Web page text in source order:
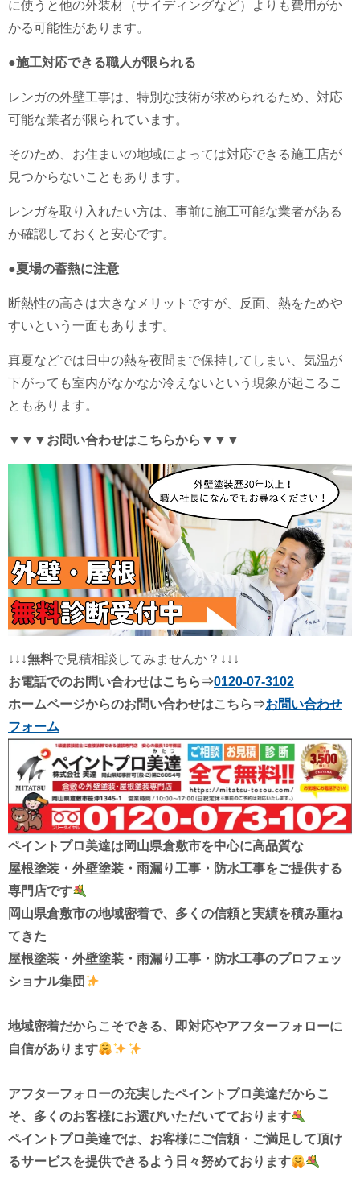
に使うと他の外装材（サイディングなど）よりも費用がか
かる可能性があります。
●施工対応できる職人が限られる
レンガの外壁工事は、特別な技術が求められるため、対応
可能な業者が限られています。
そのため、お住まいの地域によっては対応できる施工店が
見つからないこともあります。
レンガを取り入れたい方は、事前に施工可能な業者がある
か確認しておくと安心です。
●夏場の蓄熱に注意
断熱性の高さは大きなメリットですが、反面、熱をためや
すいという一面もあります。
真夏などでは日中の熱を夜間まで保持してしまい、気温が
下がっても室内がなかなか冷えないという現象が起こるこ
ともあります。
▼▼▼お問い合わせはこちらから▼▼▼
↓↓↓無料で見積相談してみませんか？↓↓↓
お電話でのお問い合わせはこちら⇒0120-07-3102
ホームページからのお問い合わせはこちら⇒お問い合わせ
フォーム
ペイントプロ美達は 岡山県倉敷市を中心に高品質な
屋根塗装・外壁塗装・雨漏り工事・防水工事をご提供する
専門店です
岡山県倉敷市の地域密着で、多くの信頼と実績を積み重ね
てきた
屋根塗装・外壁塗装・雨漏り工事・防水工事のプロフェッ
ショナル集団
地域密着だからこそできる、
即対応やアフターフォローに
自信があります
アフターフォローの充実したペイントプロ美達だからこ
そ、 多くのお客様にお選びいただいてております
ペイントプロ美達では、お客様にご信頼・ご満足して頂け
るサービスを提供できるよう 日々努めております